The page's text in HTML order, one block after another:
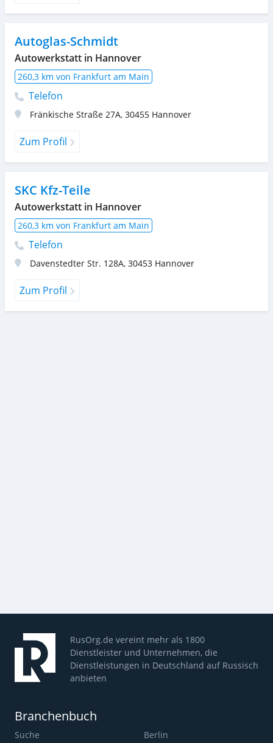
Autoglas-Schmidt
Autowerkstatt in Hannover
260,3 km von Frankfurt am Main
Telefon
Fränkische Straße 27A, 30455 Hannover
Zum Profil
SKC Kfz-Teile
Autowerkstatt in Hannover
260,3 km von Frankfurt am Main
Telefon
Davenstedter Str. 128A, 30453 Hannover
Zum Profil
RusOrg.de vereint mehr als 1800
Dienstleister und Unternehmen, die
Dienstleistungen in Deutschland auf Russisch
anbieten
Branchenbuch
Suche
Berlin